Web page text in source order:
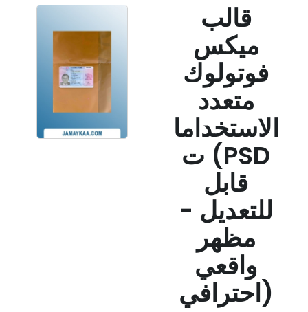
قالب
ميكس
فوتولوك
متعدد
الاستخداما
ت (PSD
قابل
للتعديل -
مظهر
واقعي
احترافي)